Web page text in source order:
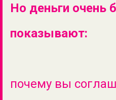
Но деньги очень
показывают:
почему вы